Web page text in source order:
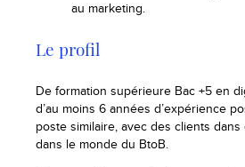
au marketing.
Le profil
De formation supérieure Bac +5 en
d’au moins 6 années d’expérience
poste similaire, avec des clients
dans le monde du BtoB.